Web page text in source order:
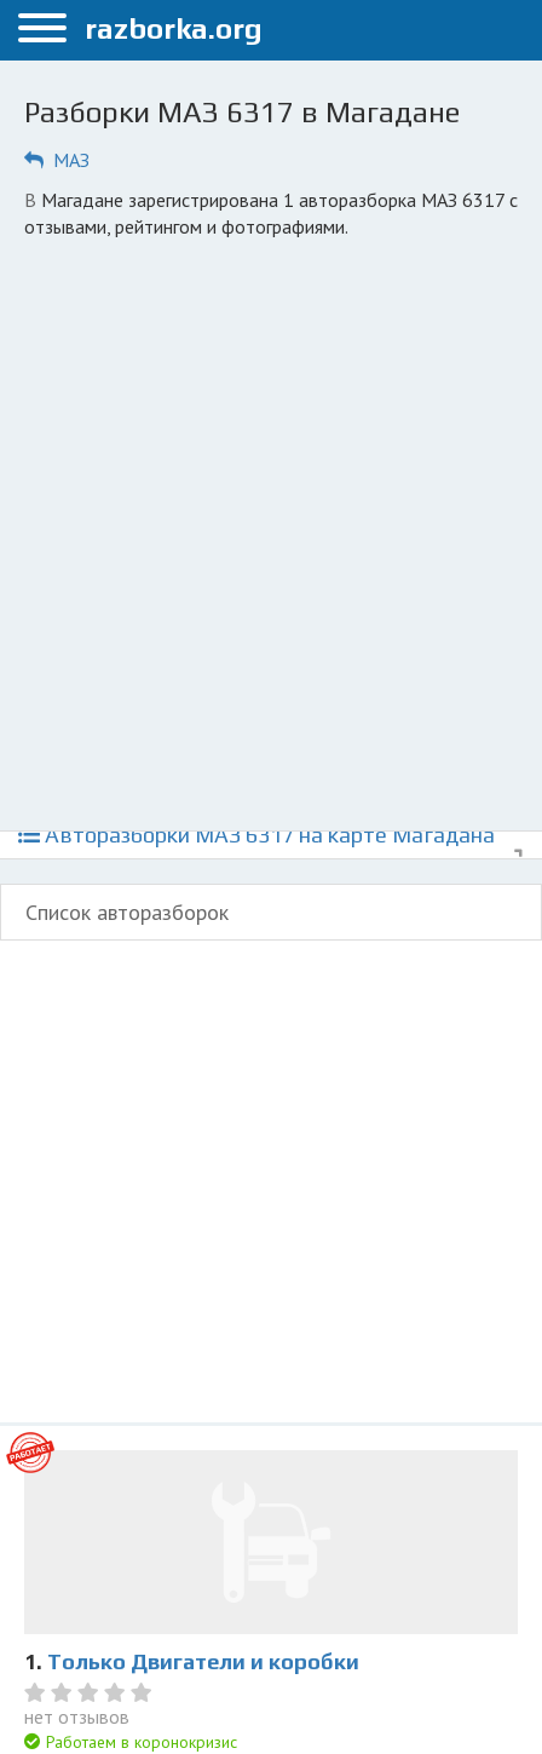
Меню
Магадан
ПОЛЬЗОВАТЕЛЯМ
Каталог разборок
Разборки МАЗ 6317 в Магадане
МАЗ
в Магадане зарегистрирована 1 авторазборка МАЗ 6317 с
отзывами, рейтингом и фотографиями.
Авторазборки МАЗ 6317 на карте Магадана
Список авторазборок
1. Только Двигатели и коробки
нет отзывов
Работаем в коронокризис
razborka.org